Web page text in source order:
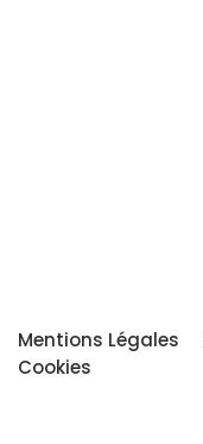
Mentions Légales
Cookies